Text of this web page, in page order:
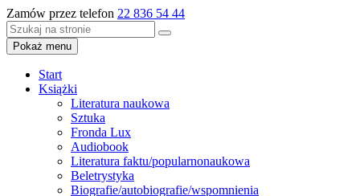
Zamów przez telefon 22 836 54 44
Pokaż menu
Start
Książki
Literatura naukowa
Sztuka
Fronda Lux
Audiobook
Literatura faktu/popularnonaukowa
Beletrystyka
Biografie/autobiografie/wspomnienia